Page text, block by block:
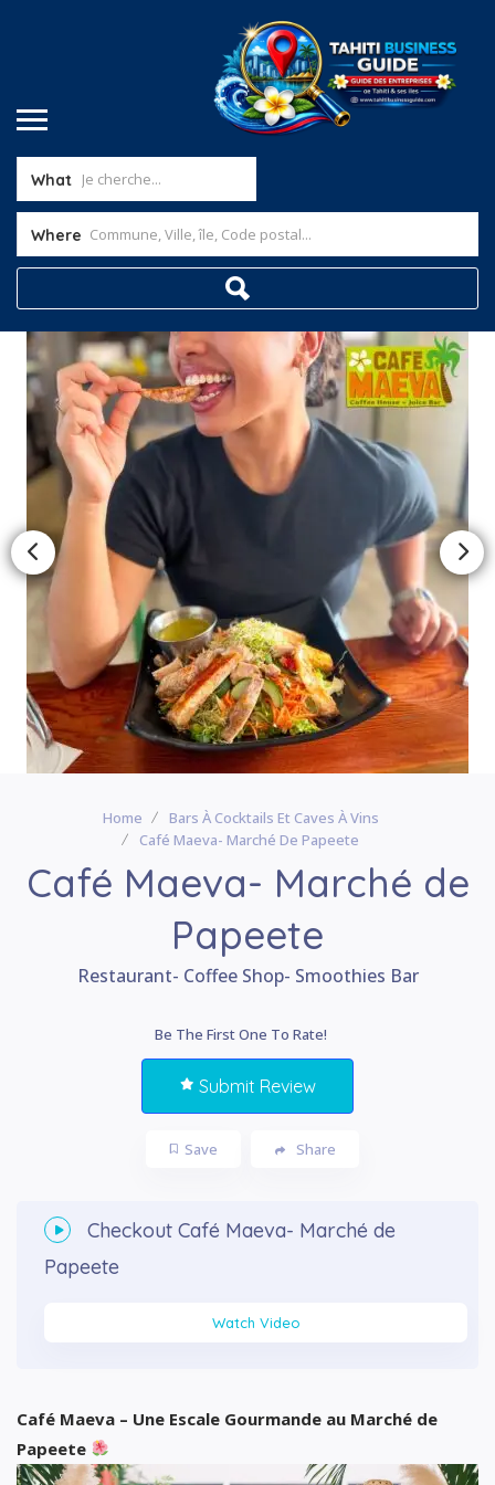
What
Where
Home
Bars À Cocktails Et Caves À Vins
Café Maeva- Marché De Papeete
Café Maeva- Marché de
Papeete
Restaurant- Coffee Shop- Smoothies Bar
Be The First One To Rate!
Submit Review
Save Share
Checkout Café Maeva- Marché de
Papeete
Watch Video
Café Maeva – Une Escale Gourmande au Marché de
Papeete